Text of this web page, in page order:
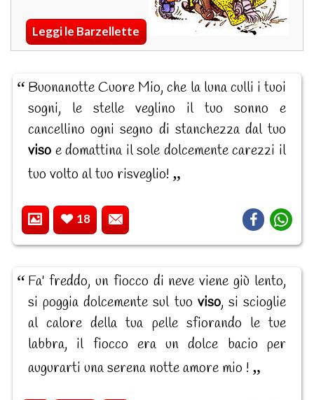
Leggi le Barzellette
Buonanotte Cuore Mio, che la luna culli i tuoi
sogni, le stelle veglino il tuo sonno e
cancellino ogni segno di stanchezza dal tuo
viso e domattina il sole dolcemente carezzi il
tuo volto al tuo risveglio!
18
Fa' freddo, un fiocco di neve viene giù lento,
si poggia dolcemente sul tuo viso, si scioglie
al calore della tua pelle sfiorando le tue
labbra, il fiocco era un dolce bacio per
augurarti una serena notte amore mio !